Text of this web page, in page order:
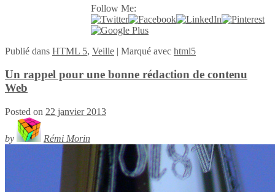
Follow Me:
Publié dans HTML 5, Veille | Marqué avec html5
Un rappel pour une bonne rédaction de contenu
Web
Posted on 22 janvier 2013
by Rémi Morin